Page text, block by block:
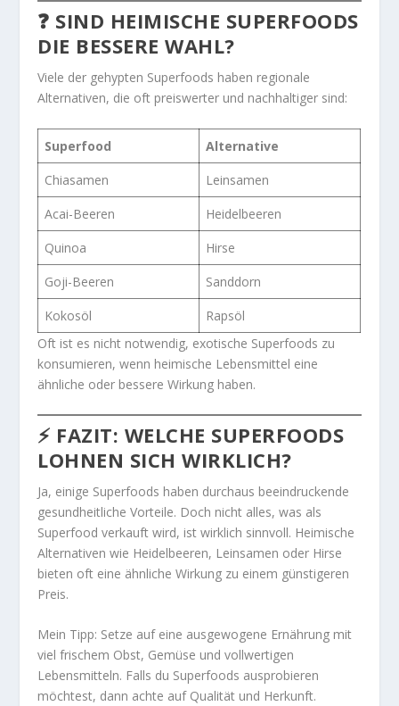
❓ SIND HEIMISCHE SUPERFOODS
DIE BESSERE WAHL?
Viele der gehypten Superfoods haben regionale
Alternativen, die oft preiswerter und nachhaltiger sind:
Superfood
Alternative
Chiasamen
Leinsamen
Acai-Beeren
Heidelbeeren
Quinoa
Hirse
Goji-Beeren
Sanddorn
Kokosöl
Rapsöl
Oft ist es nicht notwendig, exotische Superfoods zu
konsumieren, wenn heimische Lebensmittel eine
ähnliche oder bessere Wirkung haben.
⚡ FAZIT: WELCHE SUPERFOODS
LOHNEN SICH WIRKLICH?
Ja, einige Superfoods haben durchaus beeindruckende
gesundheitliche Vorteile. Doch nicht alles, was als
Superfood verkauft wird, ist wirklich sinnvoll. Heimische
Alternativen wie Heidelbeeren, Leinsamen oder Hirse
bieten oft eine ähnliche Wirkung zu einem günstigeren
Preis.
Mein Tipp: Setze auf eine ausgewogene Ernährung mit
viel frischem Obst, Gemüse und vollwertigen
Lebensmitteln. Falls du Superfoods ausprobieren
möchtest, dann achte auf Qualität und Herkunft.